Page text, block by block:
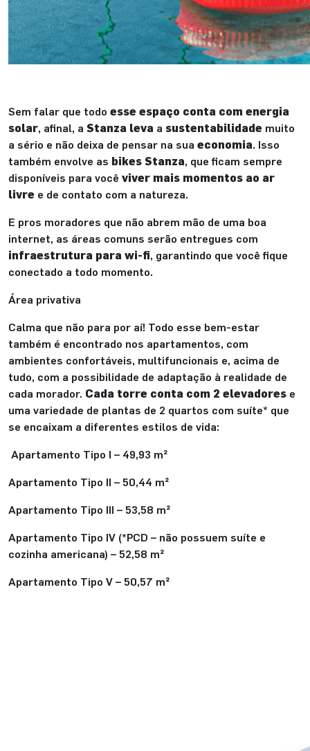
Sem falar que todo esse espaço conta com energia
solar, afinal, a Stanza leva a sustentabilidade muito
a sério e não deixa de pensar na sua economia. Isso
também envolve as bikes Stanza, que ficam sempre
disponíveis para você viver mais momentos ao ar
livre e de contato com a natureza.
E pros moradores que não abrem mão de uma boa
internet, as áreas comuns serão entregues com
infraestrutura para wi-fi, garantindo que você fique
conectado a todo momento.
Área privativa
Calma que não para por aí! Todo esse bem-estar
também é encontrado nos apartamentos, com
ambientes confortáveis, multifuncionais e, acima de
tudo, com a possibilidade de adaptação à realidade de
cada morador. Cada torre conta com 2 elevadores e
uma variedade de plantas de 2 quartos com suíte* que
se encaixam a diferentes estilos de vida:
Apartamento Tipo I – 49,93 m²
Apartamento Tipo II – 50,44 m²
Apartamento Tipo III – 53,58 m²
Apartamento Tipo IV (*PCD – não possuem suíte e
cozinha americana) – 52,58 m²
Apartamento Tipo V – 50,57 m²